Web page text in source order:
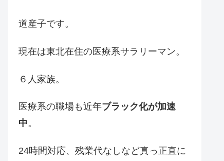
道産子です。
現在は東北在住の医療系サラリーマン。
６人家族。
医療系の職場も近年ブラック化が加速
中。
24時間対応、残業代なしなど真っ正直に